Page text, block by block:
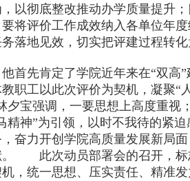
以彻底整改推动办学质量提升
将评价工作成效纳入各单位年
落地见效，切实把评建过程转化
先肯定了学院近年来在“双高”
职工以此次评价为契机，凝聚“
夕宝强调，一要思想上高度重视
神”为引领，以时不我待的紧迫
奋力开创学院高质量发展新局
。 此次动员部署会的召开，标
，统一思想、压实责任、精准发